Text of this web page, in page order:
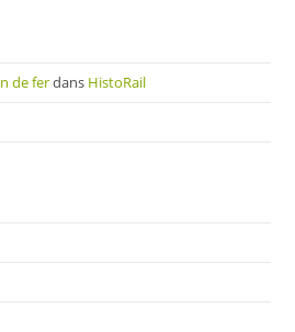
de ferdans HistoRail